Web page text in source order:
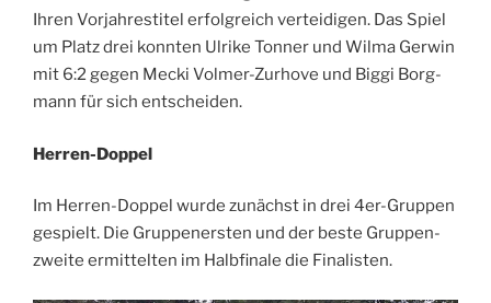
Ihren Vor­jah­res­ti­tel erfolg­reich ver­tei­di­gen. Das Spiel
um Platz drei konn­ten Ulri­ke Ton­ner und Wil­ma Ger­win
mit 6:2 gegen Mecki Vol­mer-Zur­ho­ve und Big­gi Borg­
mann für sich entscheiden.
Her­ren-Dop­pel
Im Her­ren-Dop­pel wur­de zunächst in drei 4er-Grup­pen
gespielt. Die Grup­pen­ers­ten und der bes­te Grup­pen­
zwei­te ermit­tel­ten im Halb­fi­na­le die Finalisten.